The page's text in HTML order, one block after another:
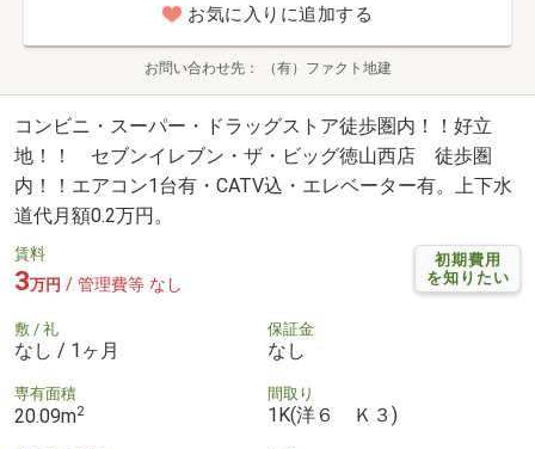
お気に入りに追加する
お問い合わせ先 （有）ファクト地建
コンビニ・スーパー・ドラッグストア徒歩圏内！！好立
地！！ セブンイレブン・ザ・ビッグ徳山西店 徒歩圏
内！！エアコン1台有・CATV込・エレベーター有。上下水
道代月額0.2万円。
初期費用
を知りたい
賃料
3万円 / 管理費等 なし
敷 / 礼
なし / 1ヶ月
保証金
なし
専有面積
20.09m2
間取り
1K(洋６ Ｋ３)